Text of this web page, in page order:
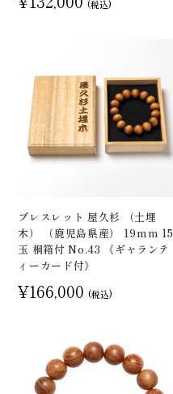
(税込)
ブレスレット 屋久杉 （土埋
木） （鹿児島県産） 19mm 15
玉 桐箱付 No.43 《ギャランテ
ィーカード付》
¥166,000 (税込)